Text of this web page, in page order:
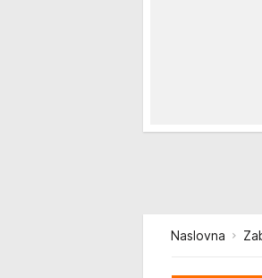
Naslovna